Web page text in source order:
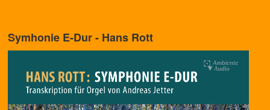
Symhonie E-Dur - Hans Rott